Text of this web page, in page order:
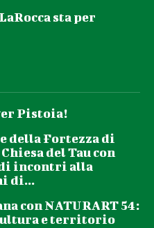
sta per
Pistoia!
della Fortezza di
del Tau con
di incontri alla
di...
con NATURART 54:
e territorio